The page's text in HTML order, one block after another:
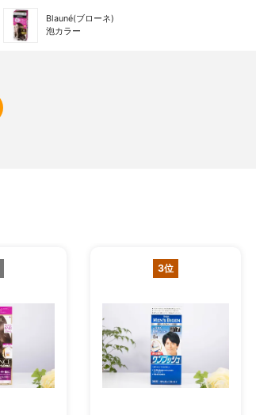
Blauné(ブローネ)
泡カラー
3位